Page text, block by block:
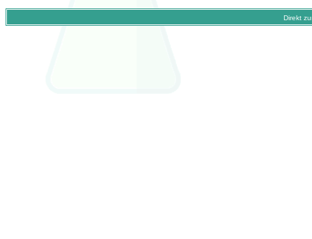
Direkt